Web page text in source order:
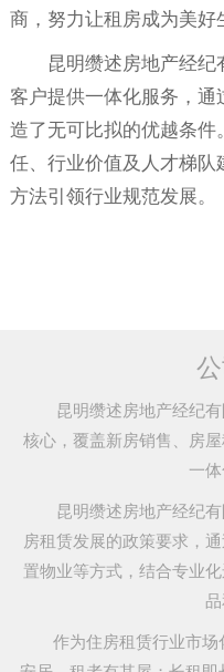
商，努力让租房成为美好
昆明缵述房地产经纪
客户提供一体化服务，通
造了无可比拟的优越条
任、行业价值及人才梯
方法引领行业规范发展。
昆明缵述房地产经纪
核心，覆盖新房销售、房
一体
昆明缵述房地产经纪
房租赁发展的政策要求，
置物业等方式，结合专业
品
作为住房租赁行业市